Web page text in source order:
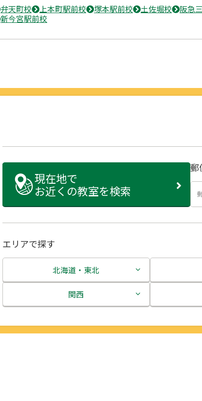
弁天町校 上本町駅前校 塚本駅前校 土佐堀校 阪急
新今宮駅前校
現在地で
お近くの教室を検索
郵
エリアで探す
北海道・東北
北海道
関西